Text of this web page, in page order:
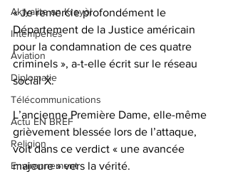
Aktyalite an Kreyòl
Intempéries
Aviation
Diplomatie
Télécommunications
Actu EN BREF
Religion
Environnement
« Je remercie profondément le
Département de la Justice américain
pour la condamnation de ces quatre
criminels », a-t-elle écrit sur le réseau
social X.
L’ancienne Première Dame, elle-même
grièvement blessée lors de l’attaque,
voit dans ce verdict « une avancée
majeure » vers la vérité.